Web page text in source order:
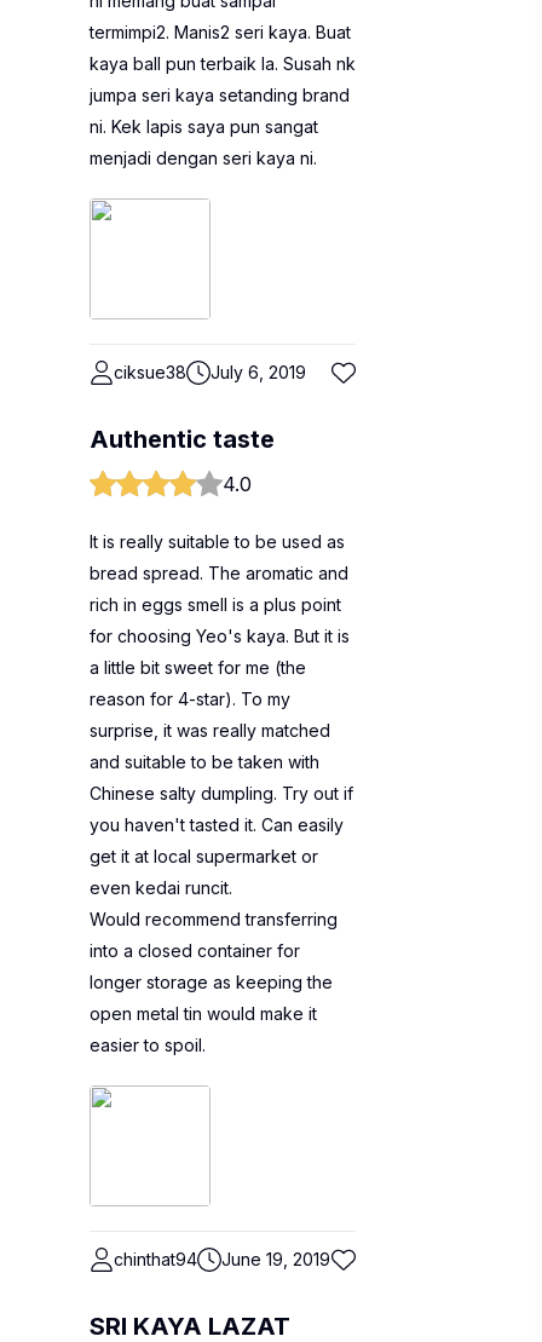
termimpi2. Manis2 seri kaya. Buat
kaya ball pun terbaik la. Susah nk
jumpa seri kaya setanding brand
ni. Kek lapis saya pun sangat
menjadi dengan seri kaya ni.
ciksue38 July 6, 2019
Authentic taste
4.0
It is really suitable to be used as
bread spread. The aromatic and
rich in eggs smell is a plus point
for choosing Yeo's kaya. But it is
a little bit sweet for me (the
reason for 4-star). To my
surprise, it was really matched
and suitable to be taken with
Chinese salty dumpling. Try out if
you haven't tasted it. Can easily
get it at local supermarket or
even kedai runcit.
Would recommend transferring
into a closed container for
longer storage as keeping the
open metal tin would make it
easier to spoil.
chinthat94 June 19, 2019
SRI KAYA LAZAT